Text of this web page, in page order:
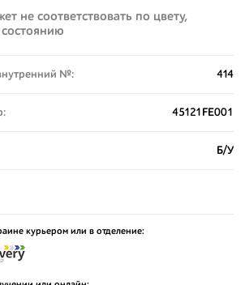
не соответствовать по цвету,
№: 414
45121FE001
Б/У
курьером или в отделение: